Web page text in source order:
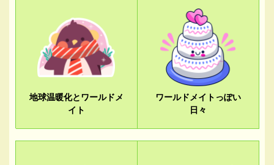
地球温暖化とワールドメ
イト
ワールドメイトっぽい
日々